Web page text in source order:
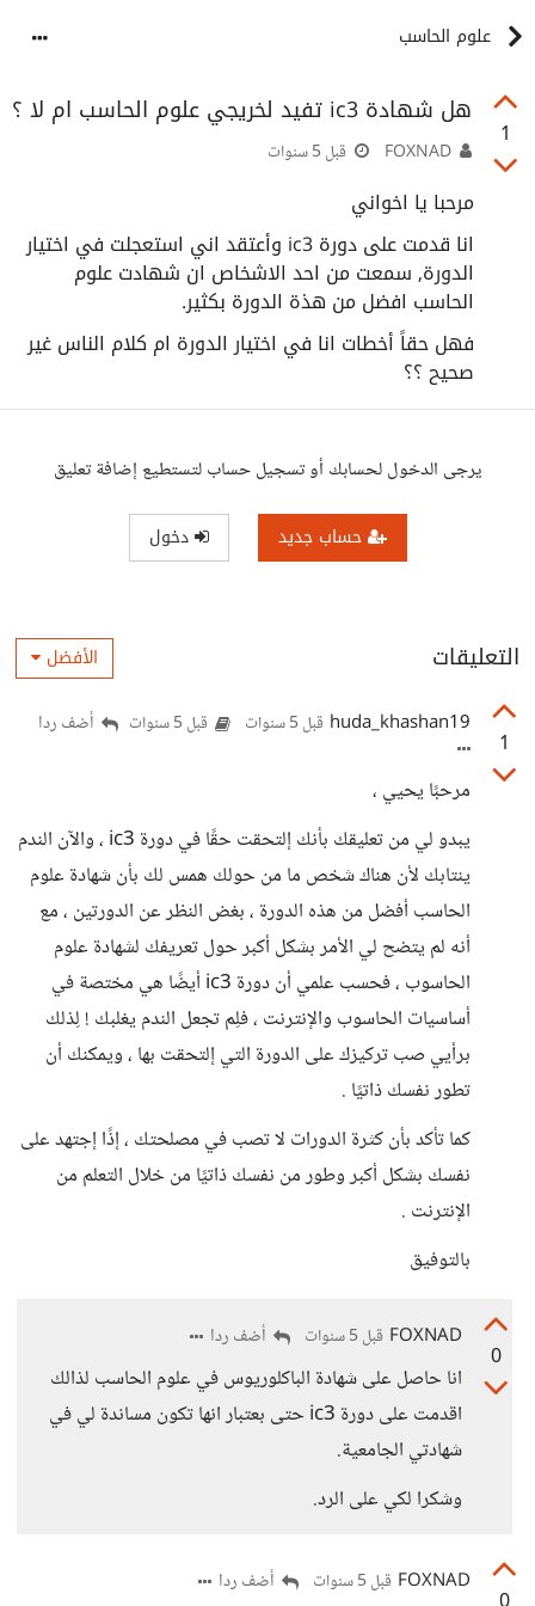
علوم الحاسب
1
هل شهادة ic3 تفيد لخريجي علوم الحاسب ام لا ؟
قبل 5 سنوات
مرحبا يا اخواني
انا قدمت على دورة ic3 وأعتقد اني استعجلت في اختيار
الدورة, سمعت من احد الاشخاص ان شهادت علوم
الحاسب افضل من هذة الدورة بكثير.
فهل حقاً أخطات انا في اختيار الدورة ام كلام الناس غير
صحيح ؟؟
يرجى الدخول لحسابك أو تسجيل حساب لتستطيع إضافة تعليق
حساب جديد دخول
التعليقات الأفضل
1
huda_khashan19 قبل 5 سنوات قبل 5 سنوات أضف ردا
مرحبًا يحيي ،
يبدو لي من تعليقك بأنك إلتحقت حقًا في دورة ic3 ، والآن الندم
ينتابك لأن هناك شخص ما من حولك همس لك بأن شهادة علوم
الحاسب أفضل من هذه الدورة ، بغض النظر عن الدورتين ، مع
أنه لم يتضح لي الأمر بشكل أكبر حول تعريفك لشهادة علوم
الحاسوب ، فحسب علمي أن دورة ic3 أيضًا هي مختصة في
أساسيات الحاسوب والإنترنت ، فلِم تجعل الندم يغلبك ! لِذلك
برأيي صب تركيزك على الدورة التي إلتحقت بها ، ويمكنك أن
تطور نفسك ذاتيًا .
كما تأكد بأن كثرة الدورات لا تصب في مصلحتك ، إذًا إجتهد على
نفسك بشكل أكبر وطور من نفسك ذاتيًا من خلال التعلم من
الإنترنت .
بالتوفيق
0
FOXNAD قبل 5 سنوات أضف ردا
انا حاصل على شهادة الباكلوريوس في علوم الحاسب لذالك
اقدمت على دورة ic3 حتى بعتبار انها تكون مساندة لي في
شهادتي الجامعية.
وشكرا لكي على الرد.
FOXNAD قبل 5 سنوات أضف ردا